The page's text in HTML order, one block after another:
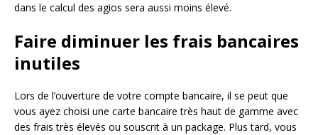
dans le calcul des agios sera aussi moins élevé.
Faire diminuer les frais bancaires
inutiles
Lors de l’ouverture de votre compte bancaire, il se peut que
vous ayez choisi une carte bancaire très haut de gamme avec
des frais très élevés ou souscrit à un package. Plus tard, vous